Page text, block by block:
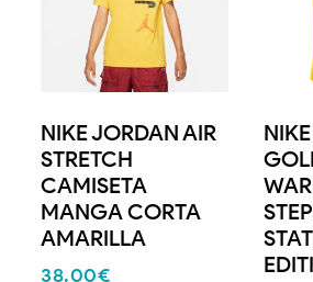
NIKE JORDAN AIR
STRETCH
CAMISETA
MANGA CORTA
AMARILLA
38,00€